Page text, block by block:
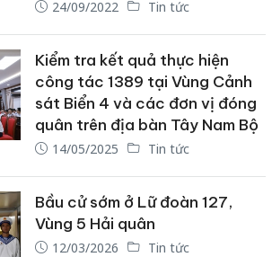
24/09/2022 Tin tức
Kiểm tra kết quả thực hiện
công tác 1389 tại Vùng Cảnh
sát Biển 4 và các đơn vị đóng
quân trên địa bàn Tây Nam Bộ
14/05/2025 Tin tức
Bầu cử sớm ở Lữ đoàn 127,
Vùng 5 Hải quân
12/03/2026 Tin tức